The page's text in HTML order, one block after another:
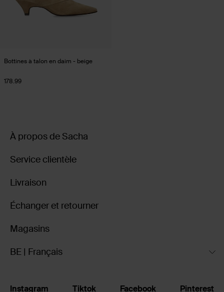
Bottines à talon en daim - beige
178.99
À propos de Sacha
Service clientèle
Livraison
Échanger et retourner
Magasins
BE | Français
Instagram Tiktok Facebook Pinterest